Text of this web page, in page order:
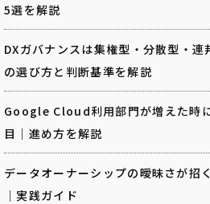
5選を解説
DXガバナンスは集権型・分散型・
の選び方と判断基準を解説
Google Cloud利用部門が増えた時
目｜進め方を解説
データオーナーシップの曖昧さが招
｜実践ガイド